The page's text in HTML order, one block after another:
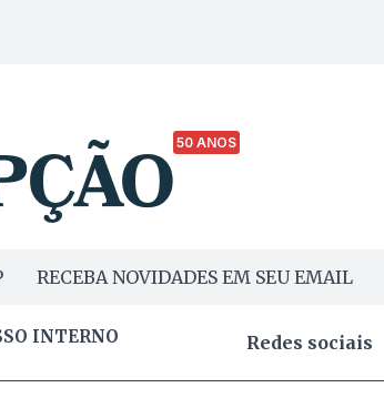
50 ANOS
RECEBA NOVIDADES EM SEU EMAIL
INTERNO Redes sociais